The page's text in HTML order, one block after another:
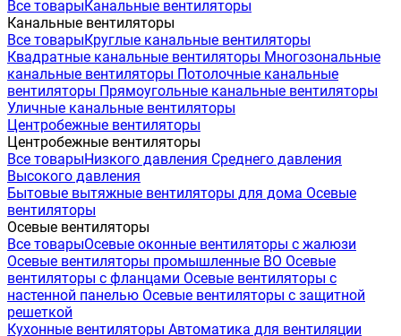
Все товарыКанальные вентиляторы
Канальные вентиляторы
Все товарыКруглые канальные вентиляторы
Квадратные канальные вентиляторы Многозональные
канальные вентиляторы Потолочные канальные
вентиляторы Прямоугольные канальные вентиляторы
Уличные канальные вентиляторы
Центробежные вентиляторы
Центробежные вентиляторы
Все товарыНизкого давления Среднего давления
Высокого давления
Бытовые вытяжные вентиляторы для дома Осевые
вентиляторы
Осевые вентиляторы
Все товарыОсевые оконные вентиляторы с жалюзи
Осевые вентиляторы промышленные ВО Осевые
вентиляторы с фланцами Осевые вентиляторы с
настенной панелью Осевые вентиляторы с защитной
решеткой
Кухонные вентиляторы Автоматика для вентиляции